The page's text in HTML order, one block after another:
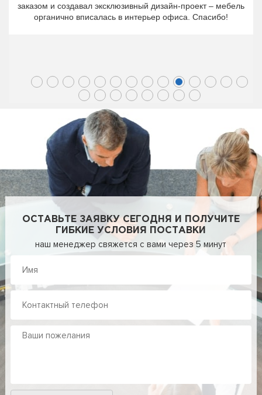
заказом и создавал эксклюзивный дизайн-проект – мебель
органично вписалась в интерьер офиса. Спасибо!
ОСТАВЬТЕ ЗАЯВКУ СЕГОДНЯ И ПОЛУЧИТЕ
ГИБКИЕ УСЛОВИЯ ПОСТАВКИ
наш менеджер свяжется с вами через 5 минут